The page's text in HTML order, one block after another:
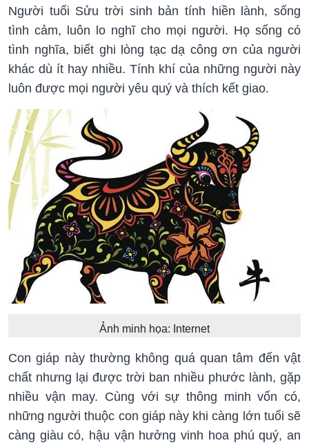
Người tuổi Sửu trời sinh bản tính hiền lành, sống
tình cảm, luôn lo nghĩ cho mọi người. Họ sống có
tình nghĩa, biết ghi lòng tạc dạ công ơn của người
khác dù ít hay nhiều. Tính khí của những người này
luôn được mọi người yêu quý và thích kết giao.
Ảnh minh họa: Internet
Con giáp này thường không quá quan tâm đến vật
chất nhưng lại được trời ban nhiều phước lành, gặp
nhiều vận may. Cùng với sự thông minh vốn có,
những người thuộc con giáp này khi càng lớn tuổi sẽ
càng giàu có, hậu vận hưởng vinh hoa phú quý, an